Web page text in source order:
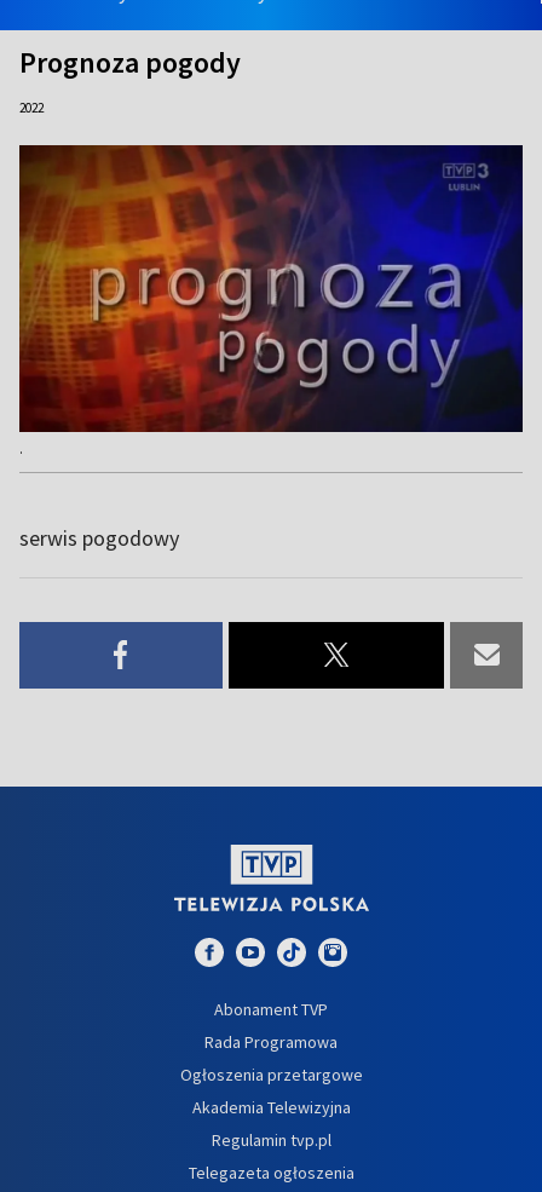
Prognoza pogody
2022
.
serwis pogodowy
Abonament TVP
Rada Programowa
Ogłoszenia przetargowe
Akademia Telewizyjna
Regulamin tvp.pl
Telegazeta ogłoszenia